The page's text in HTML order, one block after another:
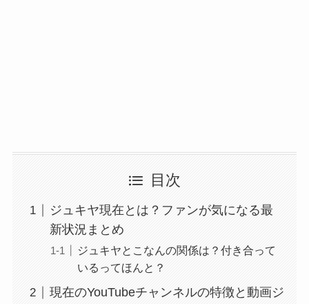
目次
ジュキヤ現在とは？ファンが気になる最
新状況まとめ
ジュキヤとこなんの関係は？付き合って
いるってほんと？
現在のYouTubeチャンネルの特徴と動画ジ